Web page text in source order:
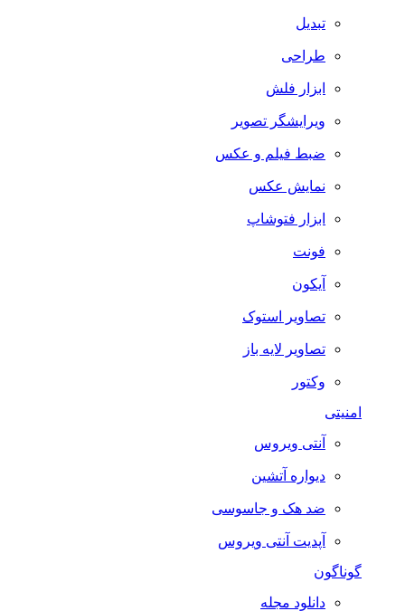
تبدیل
طراحی
ابزار فلش
ویرایشگر تصویر
ضبط فيلم و عكس
نمایش عکس
ابزار فتوشاپ
فونت
آیکون
تصاویر استوک
تصاویر لایه باز
وکتور
امنیتی
آنتی ویروس
دیواره آتشین
ضد هک و جاسوسی
آپدیت آنتی ویروس
گوناگون
دانلود مجله